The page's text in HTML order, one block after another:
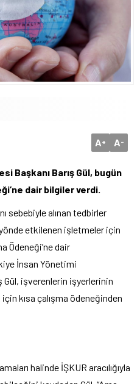
A+ A-
Başkanı Barış Gül, bugün
dair bilgiler verdi.
sebebiyle alınan tedbirler
etkilenen işletmeler için
Ödeneği’ne dair
İnsan Yönetimi
Gül, işverenlerin işyerlerinin
kısa çalışma ödeneğinden
halinde İŞKUR aracılığıyla